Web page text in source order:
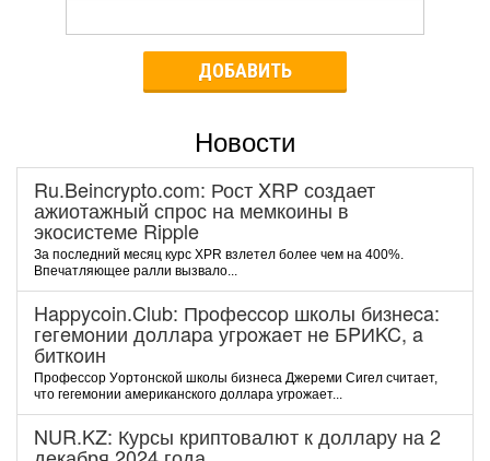
ДОБАВИТЬ
Новости
Ru.Beincrypto.com: Рост XRP создает
ажиотажный спрос на мемкоины в
экосистеме Ripple
За последний месяц курс XPR взлетел более чем на 400%.
Впечатляющее ралли вызвало...
Happycoin.Club: Пpoфeccop шкoлы бизнeca:
гeгeмoнии дoллapa угpoжaeт нe БPИKC, a
биткoин
Пpoфeccop Уopтoнcкoй шкoлы бизнeca Джepeми Cигeл cчитaeт,
чтo гeгeмoнии aмepикaнcкoгo дoллapa угpoжaeт...
NUR.KZ: Курсы криптовалют к доллару на 2